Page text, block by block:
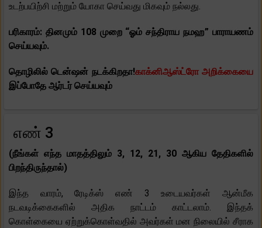
உடற்பயிற்சி மற்றும் யோகா செய்வது மிகவும் நல்லது.
பரிகாரம்: தினமும் 108 முறை “ஓம் சந்திராய நமஹ” பாராயணம்
செய்யவும்.
தொழிலில் டென்ஷன் நடக்கிறதா!காக்னிஆஸ்ட்ரோ அறிக்கையை
இப்போதே ஆர்டர் செய்யவும்
எண் 3
(நீங்கள் எந்த மாதத்திலும் 3, 12, 21, 30 ஆகிய தேதிகளில்
பிறந்திருந்தால்)
இந்த வாரம், ரேடிக்ஸ் எண் 3 உடையவர்கள் ஆன்மீக
நடவடிக்கைகளில் அதிக நாட்டம் காட்டலாம். இந்தக்
கொள்கையை ஏற்றுக்கொள்வதில் அவர்கள் மன நிலையில் சீராக